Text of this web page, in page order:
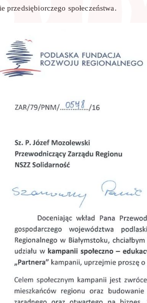
przedsiębiorczego społeczeństwa.